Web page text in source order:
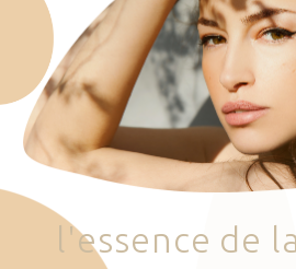
Soins
Je veux faire un bon cadeau
Plan d’accès
Prendre RDV
'essence de la